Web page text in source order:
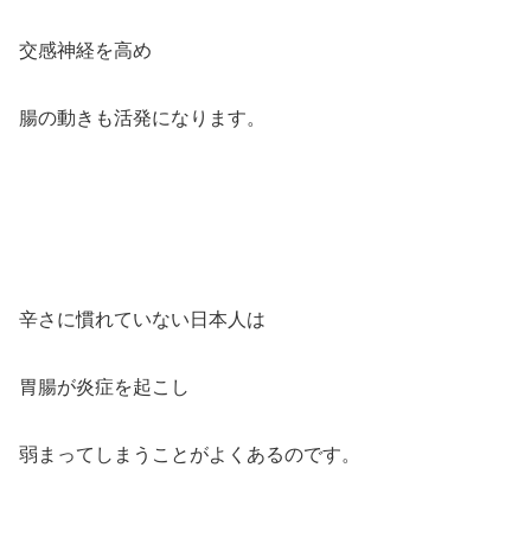
交感神経を高め
腸の動きも活発になります。
辛さに慣れていない日本人は
胃腸が炎症を起こし
弱まってしまうことがよくあるのです。